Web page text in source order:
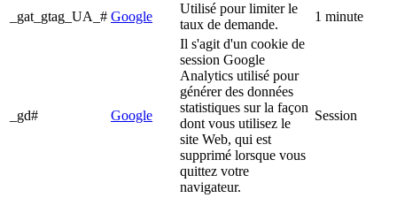
_gat_gtag_UA_# Google
Utilisé pour limiter le
taux de demande.
1 minute
_gd# Google
Il s'agit d'un cookie de
session Google
Analytics utilisé pour
générer des données
statistiques sur la façon
dont vous utilisez le
site Web, qui est
supprimé lorsque vous
quittez votre
navigateur.
Session